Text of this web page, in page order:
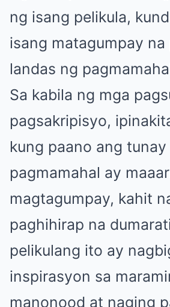
ng isang pelikula,
isang matagumpay na
landas ng
Sa kabila ng mga
pagsakripisyo,
kung paano ang tunay
pagmamahal ay
magtagumpay, kahit
paghihirap na
pelikulang ito ay
inspirasyon sa
manonood at naging